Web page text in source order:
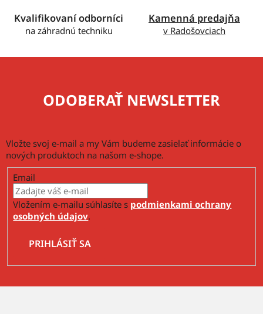
i
Kvalifikovaní odborníci
na záhradnú techniku
Kamenná predajňa
v Radošovciach
ODOBERAŤ NEWSLETTER
Vložte svoj e-mail a my Vám budeme zasielať informácie o
nových produktoch na našom e-shope.
Email
Vložením e-mailu súhlasíte s podmienkami ochrany
osobných údajov.
PRIHLÁSIŤ SA